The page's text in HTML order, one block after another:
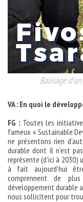
Balisage
VA : En quoi le
FG : Toutes les
fameux « Sustainable
ne présentons rien
durable dont il n’est
représente (d’ici à
à fait aujourd’hui
comprennent de
développement durable
nous sollicitent pour